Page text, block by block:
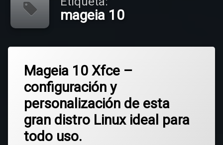
mageia 10
Mageia 10 Xfce –
configuración y
personalización de esta
gran distro Linux ideal para
todo uso.
Mageia
mageia
un
comentario
en
Mageia
10
Xfce
–
configuración